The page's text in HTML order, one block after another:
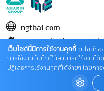
ngthai.com
ในเครือ บริษัท อมรินทร์ คอร์เ
02 422 9999 ต่อ 4220
ติดต่อแจ้งปัญหาหรือร้องเรียน
เว็บไซต์นี้มีการใช้งานคุกกี้เว็บไซต์ข
การใช้งานเว็บไซต์ให้สามารถใช้งาน
ปฏิเสธการใช้งานคุกกี้ได้ง่ายๆ โดยกา